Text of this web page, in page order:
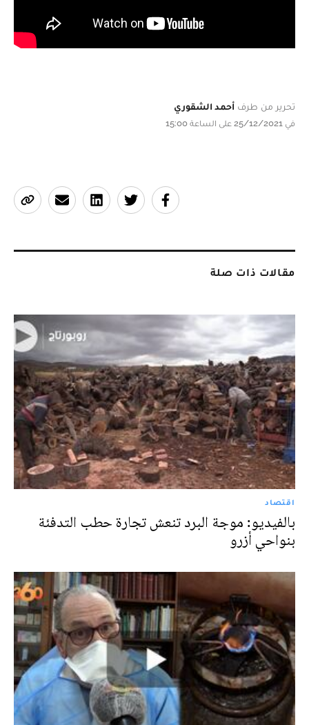
تحرير من طرف أحمد الشقوري
في 25/12/2021 على الساعة 15:00
مقالات ذات صلة
اقتصاد
بالفيديو: موجة البرد تنعش تجارة حطب التدفئة
بنواحي أزرو